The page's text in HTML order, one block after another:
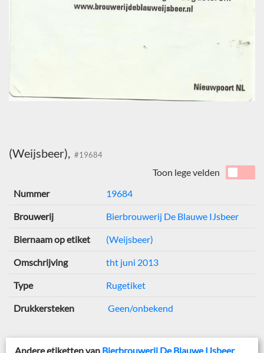
(Weijsbeer), #19684
Toon lege velden
Nummer
19684
Brouwerij Bierbrouwerij De Blauwe IJsbeer
Biernaam op etiket (Weijsbeer)
Omschrijving tht juni 2013
Type Rugetiket
Drukkersteken Geen/onbekend
Andere etiketten van Bierbrouwerij De Blauwe IJsbeer